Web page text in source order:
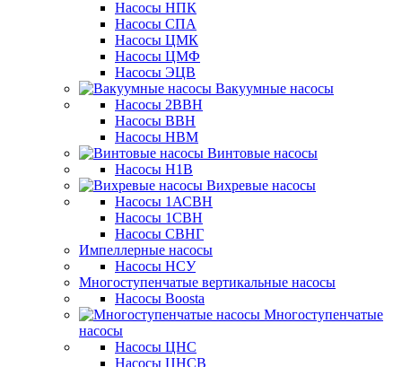
Насосы НПК
Насосы СПА
Насосы ЦМК
Насосы ЦМФ
Насосы ЭЦВ
Вакуумные насосы
Насосы 2ВВН
Насосы ВВН
Насосы НВМ
Винтовые насосы
Насосы Н1В
Вихревые насосы
Насосы 1АСВН
Насосы 1СВН
Насосы СВНГ
Импеллерные насосы
Насосы НСУ
Многоступенчатые вертикальные насосы
Насосы Boosta
Многоступенчатые
насосы
Насосы ЦНС
Насосы ЦНСВ